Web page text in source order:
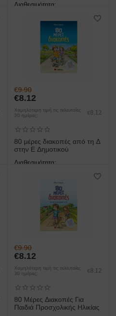
Διαθεσιμότητα:
€9.90
€8.12
Χαμηλότερη τιμή τις τελευταίες
30 ημέρες:
€ 8.12
80 μέρες διακοπές από τη Δ
στην Ε Δημοτικού
Διαθεσιμότητα:
€9.90
€8.12
Χαμηλότερη τιμή τις τελευταίες
30 ημέρες:
€ 8.12
80 Μέρες Διακοπές Για
Παιδιά Προσχολικής Ηλικίας